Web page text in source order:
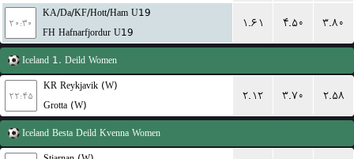
۲۰:۳۰
KA/Da/KF/Hott/Ham U19
FH Hafnarfjordur U19
۱.۶۱ ۴.۵۰ ۳.۸۰
Iceland 1. Deild Women
۲۲:۴۵
KR Reykjavik (W)
Grotta (W)
۲.۱۲ ۳.۷۰ ۲.۵۸
Iceland Besta Deild Kvenna Women